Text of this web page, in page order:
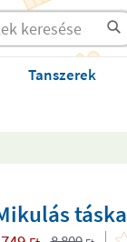
Tanszerek
táska